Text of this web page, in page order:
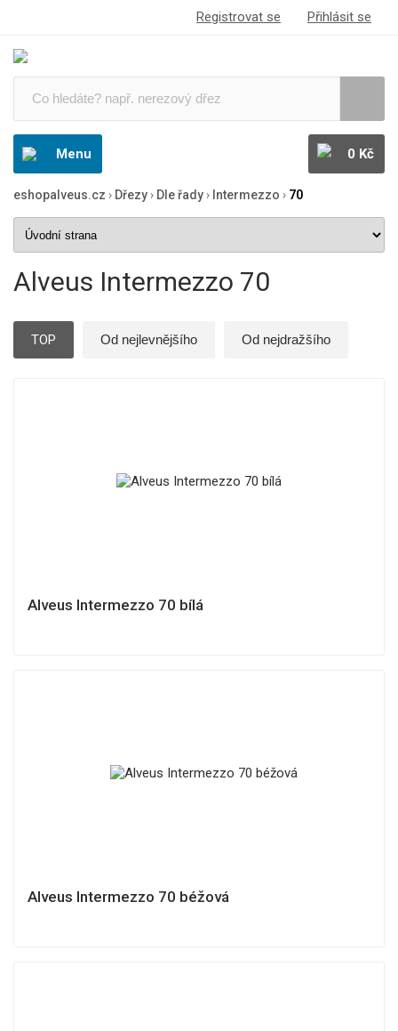
Registrovat se Přihlásit se
Menu 0 Kč
eshopalveus.cz › Dřezy› Dle řady› Intermezzo › 70
Alveus Intermezzo 70
TOP Od nejlevnějšího Od nejdražšího
Alveus Intermezzo 70 bílá
Alveus Intermezzo 70 béžová